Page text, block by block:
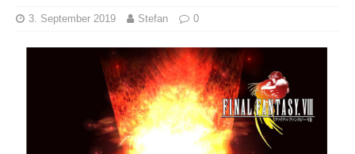
3. September 2019 Stefan 0